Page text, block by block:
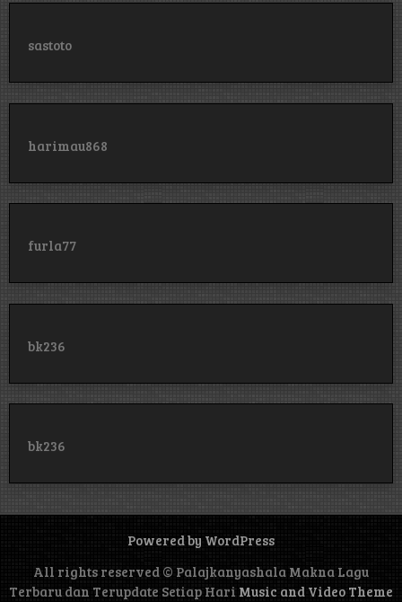
sastoto
harimau868
furla77
bk236
bk236
Powered by WordPress
All rights reserved © Palajkanyashala Makna Lagu
Terbaru dan Terupdate Setiap Hari Music and Video Theme